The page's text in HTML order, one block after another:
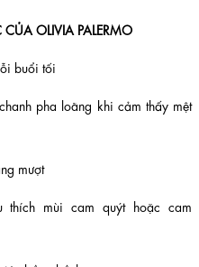
OLIVIA PALERMO
buổi tối
pha loãng khi cảm thấy mệt
mượt
thích mùi cam quýt hoặc cam